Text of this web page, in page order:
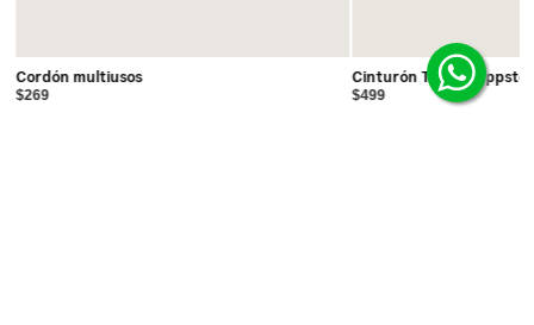
Cordón multiusos
$269
Cinturón Tejido Deppster
$499